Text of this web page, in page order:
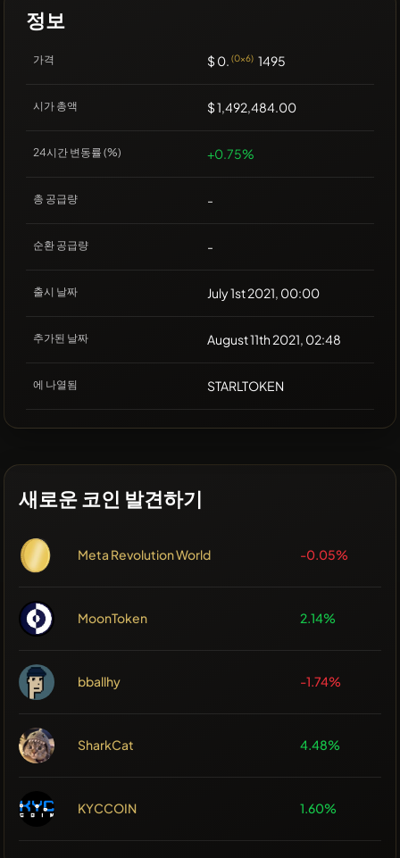
정보
가격 $ 0. (0x6) 1495
시가 총액 $ 1,492,484.00
24시간 변동률 (%) +0.75%
총 공급량 -
순환 공급량 -
출시 날짜 July 1st 2021, 00:00
추가된 날짜 August 11th 2021, 02:48
에 나열됨 STARLTOKEN
새로운 코인 발견하기
Meta Revolution World -0.05%
MoonToken 2.14%
bballhy -1.74%
SharkCat 4.48%
KYCCOIN 1.60%